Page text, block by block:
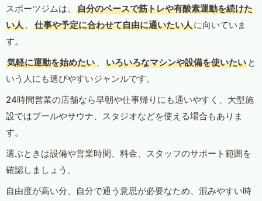
スポーツジムは、
自分のペースで筋トレや有酸素運動を続けた
い人 、 仕事や予定に合わせて自由に通いたい人に向いていま
す。
気軽に運動を始めたい 、 いろいろなマシンや設備を使いたい と
いう人にも選びやすいジャンルです。
24時間営業の店舗なら早朝や仕事帰りにも通いやすく、大型施
設ではプールやサウナ、スタジオなどを使える場合もありま
す。
選ぶときは設備や営業時間、料金、スタッフのサポート範囲を
確認しましょう。
自由度が高い分、自分で通う意思が必要なため、混みやすい時